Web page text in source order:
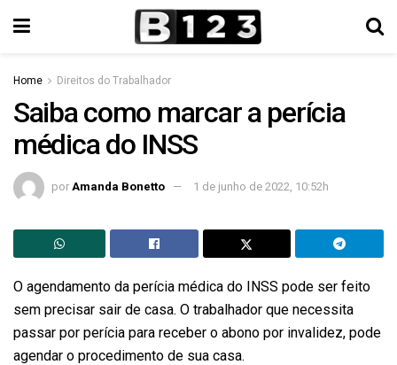
Home Direitos do Trabalhador
Saiba como marcar a perícia
médica do INSS
por Amanda Bonetto 1 de junho de 2022, 10:52h
O agendamento da perícia médica do INSS pode ser feito
sem precisar sair de casa. O trabalhador que necessita
passar por perícia para receber o abono por invalidez, pode
agendar o procedimento de sua casa.